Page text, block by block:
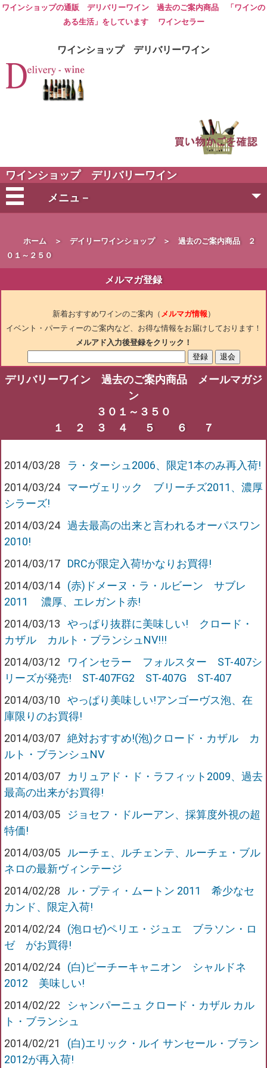
ワインショップの通販 デリバリーワイン 過去のご案内商品 「 ワインの
ある生活」をしています
ワインセラー
ワインショップ デリバリーワイン
ワインショップ デリバリーワイン
メニュ－
営業日・お届け日
配送・送料
お支払
メルマガ登録
ワイン検索
生まれ年のワイン【プラチナワイン】
【ワインセラーショップ】
お電話 （03-5913-8046）
ホーム＞ デイリーワインショップ＞ 過去のご案内商品 ２
０１～２５０
メルマガ登録
新着おすすめワインのご案内（ メルマガ情報 ）
イベント・パーティーのご案内など、お得な情報をお届けしております！
メルアド入力後登録をクリック！
デリバリーワイン 過去のご案内商品 メールマガジ
ン
３０１～３５０
１
２ ３ ４ ５ ６ ７
2014/03/28
ラ・ターシュ2006、限定1本のみ再入荷!
2014/03/24
マーヴェリック ブリーチズ2011、濃厚
シラーズ!
2014/03/24 過去最高の出来と言われるオーパスワン
2010!
2014/03/17
DRCが限定入荷!かなりお買得!
2014/03/14
(赤)ドメーヌ・ラ・ルビーン サブレ
2011 濃厚、エレガント赤!
2014/03/13
やっぱり抜群に美味しい! クロード・
カザル カルト・ブランシュNV!!!
2014/03/12
ワインセラー フォルスター ST-407シ
リーズが発売! ST-407FG2 ST-407G ST-407
2014/03/10
やっぱり美味しい!アンゴーヴス泡、在
庫限りのお買得!
2014/03/07 絶対おすすめ!(泡)クロード・カザル カ
ルト・ブランシュNV
2014/03/07
カリュアド・ド・ラフィット2009、過去
最高の出来がお買得!
2014/03/05
ジョセフ・ドルーアン、採算度外視の超
特価!
2014/03/05
ルーチェ、ルチェンテ、ルーチェ・ブル
ネロの最新ヴィンテージ
2014/02/28
ル・プティ・ムートン 2011 希少なセ
カンド、限定入荷!
2014/02/24
(泡ロゼ)ペリエ・ジュエ ブラソン・ロ
ゼ がお買得!
2014/02/24
(白)ピーチーキャニオン シャルドネ
2012 美味しい!
2014/02/22
シャンパーニュ クロード・カザル カル
ト・ブランシュ
2014/02/21
(白)エリック・ルイ サンセール・ブラン
2012が再入荷!